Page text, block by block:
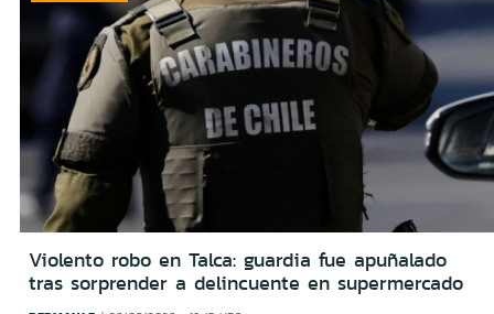
Violento robo en Talca: guardia fue apuñalado
tras sorprender a delincuente en supermercado